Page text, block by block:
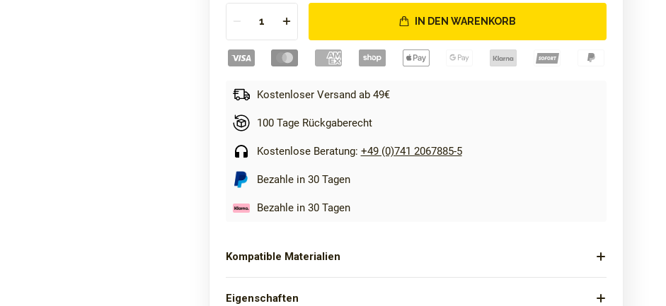
IN DEN WARENKORB
Kostenloser Versand ab 49€
100 Tage Rückgaberecht
Kostenlose Beratung: +49 (0)741 2067885-5
Bezahle in 30 Tagen
Bezahle in 30 Tagen
Kompatible Materialien
Eigenschaften